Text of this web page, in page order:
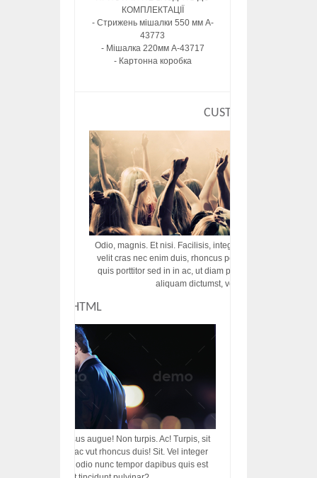
КОМПЛЕКТАЦІЇ
- Стрижень мішалки 550 мм A-
43773
- Мішалка 220мм A-43717
- Картонна коробка
CUSTOM HTML
Odio, magnis. Et nisi. Facilisis, integer! Risus augue! Non
velit cras nec enim duis, rhoncus porttitor ac vut rhoncus
quis porttitor sed in in ac, ut diam porttitor odio nunc
aliquam dictumst, vel amet tincidunt
CUSTOM HTML
integer! Risus augue! Non turpis. Ac! Turpis, sit
rhoncus porttitor ac vut rhoncus duis! Sit. Vel integer
ut diam porttitor odio nunc tempor dapibus quis est